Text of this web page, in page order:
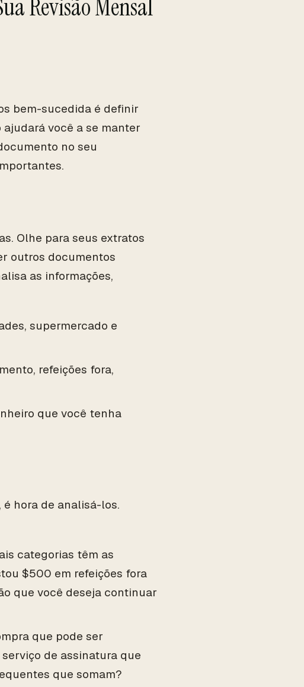
Revisão Mensal
bem-sucedida é definir
você a se manter
no seu
Olhe para seus extratos
outros documentos
as informações,
supermercado e
refeições fora,
que você tenha
hora de analisá-los.
categorias têm as
$500 em refeições fora
que você deseja continuar
que pode ser
de assinatura que
que somam?